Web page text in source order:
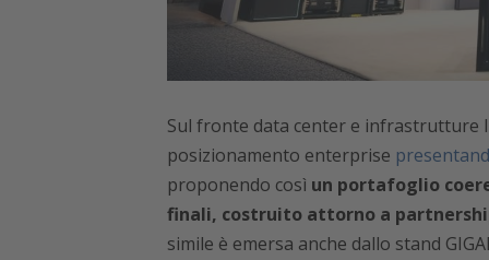
Sul fronte data center e infrastrutture
posizionamento enterprise
proponendo così un portafoglio
finali, costruito attorno a
simile è emersa anche dallo stand